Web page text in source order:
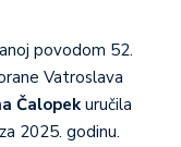
povodom 52.
Vatroslava
Čalopek uručila
2025. godinu.